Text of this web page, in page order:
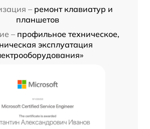
– ремонт клавиатур и
планшетов
– профильное техническое,
эксплуатация